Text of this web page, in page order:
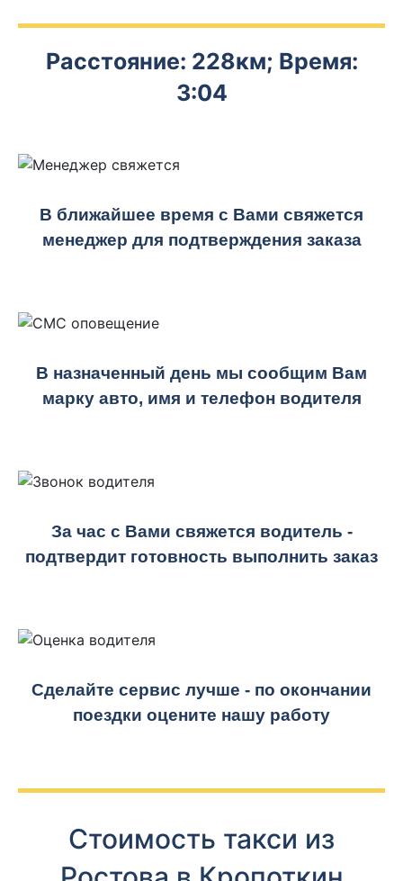
Расстояние: 228км; Время:
3:04
В ближайшее время с Вами свяжется
менеджер для подтверждения заказа
В назначенный день мы сообщим Вам
марку авто, имя и телефон водителя
За час с Вами свяжется водитель -
подтвердит готовность выполнить заказ
Сделайте сервис лучше - по окончании
поездки оцените нашу работу
Стоимость такси из